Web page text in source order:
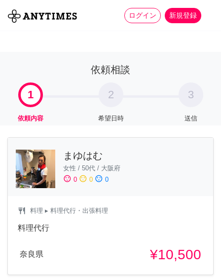
ログイン 新規登録
全て 家事 more_horiz
依頼相談
1
依頼内容
2
希望日時
3
送信
まゆはむ
女性 / 50代 / 大阪府
sentiment_satisfied 0 sentiment_neutral 0 sentiment_dissatisfied 0
restaurant 料理 ▸ 料理代行・出張料理
料理代行
奈良県 ¥10,500